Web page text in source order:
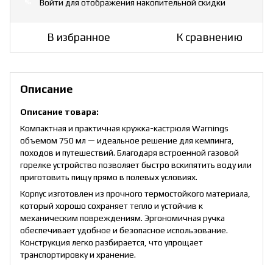
Войти для отображения накопительной скидки
В избранное К сравнению
Описание
Описание товара:
Компактная и практичная кружка-кастрюля Warnings
объемом 750 мл — идеальное решение для кемпинга,
походов и путешествий. Благодаря встроенной газовой
горелке устройство позволяет быстро вскипятить воду или
приготовить пищу прямо в полевых условиях.
Корпус изготовлен из прочного термостойкого материала,
который хорошо сохраняет тепло и устойчив к
механическим повреждениям. Эргономичная ручка
обеспечивает удобное и безопасное использование.
Конструкция легко разбирается, что упрощает
транспортировку и хранение.